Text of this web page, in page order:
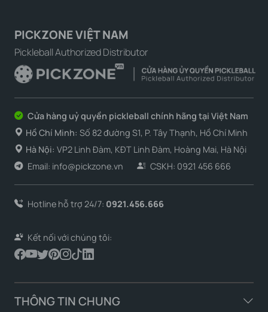
PICKZONE VIỆT NAM
Pickleball Authorized Distributor
Cửa hàng uỷ quyền pickleball chính hãng tại Việt Nam
Hồ Chí Minh: Số 82 đường S1, P. Tây Thạnh, Hồ Chí Minh
Hà Nội: VP2 Linh Đàm, KĐT Linh Đàm, Hoàng Mai, Hà Nội
Email: info@pickzone.vn
CSKH: 0921 456 666
Hotline hỗ trợ 24/7: 0921.456.666
Kết nối với chúng tôi:
THÔNG TIN CHUNG